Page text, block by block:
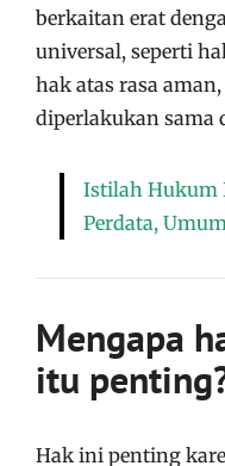
berkaitan erat
universal, seperti
hak atas rasa
diperlakukan sama
Istilah Hukum
Perdata,
Mengapa
itu
Hak ini penting